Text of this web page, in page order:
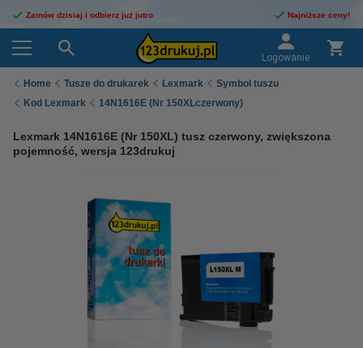
Zamów dzisiaj i odbierz już jutro Najniższe ceny!
Logowanie
Home Tusze do drukarek Lexmark
Symbol tuszu
Kod Lexmark
14N1616E (Nr 150XLczerwony)
Lexmark 14N1616E (Nr 150XL) tusz czerwony, zwiększona
pojemność, wersja 123drukuj